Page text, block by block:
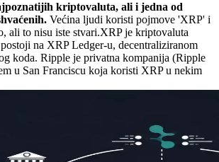
kriptovaluta, ali i jedna od
Većina ljudi koristi pojmove 'XRP' i
ali to nisu iste stvari.XRP je kriptovaluta
na XRP Ledger-u, decentraliziranom
koda. Ripple je privatna kompanija (Ripple
u San Franciscu koja koristi XRP u nekim